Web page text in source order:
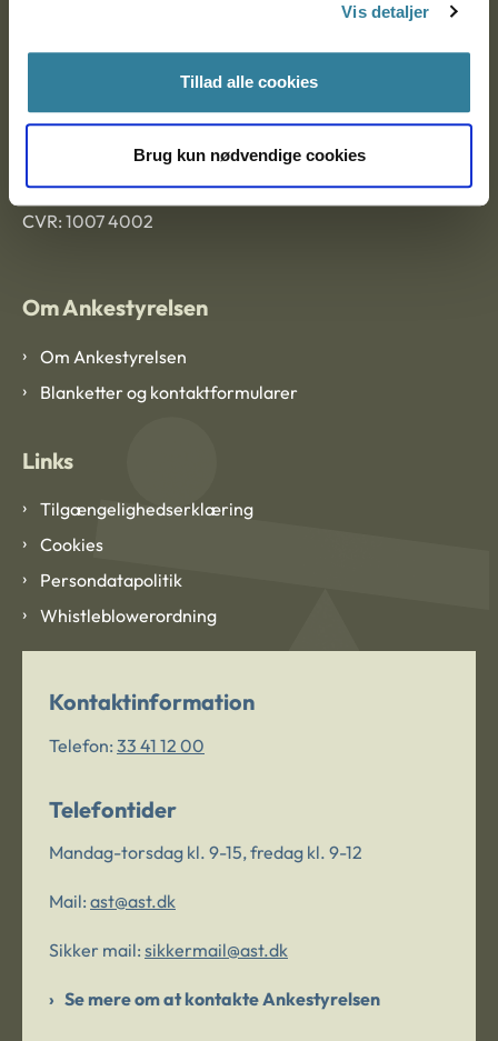
Vis detaljer
Tillad alle cookies
Brug kun nødvendige cookies
Ankestyrelsen København
EAN: 57 98 000 35 48 21
CVR: 1007 4002
Om Ankestyrelsen
Om Ankestyrelsen
Blanketter og kontaktformularer
Links
Tilgængelighedserklæring
Cookies
Persondatapolitik
Whistleblowerordning
Kontaktinformation
Telefon: 33 41 12 00
Telefontider
Mandag-torsdag kl. 9-15, fredag kl. 9-12
Mail: ast@ast.dk
Sikker mail: sikkermail@ast.dk
Se mere om at kontakte Ankestyrelsen